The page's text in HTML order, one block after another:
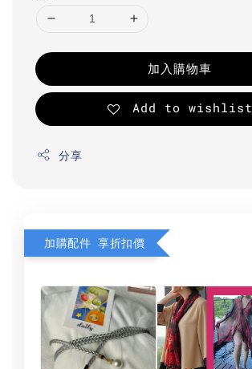
加入購物車
Add to wishlist
分享
加購配件 享折扣價